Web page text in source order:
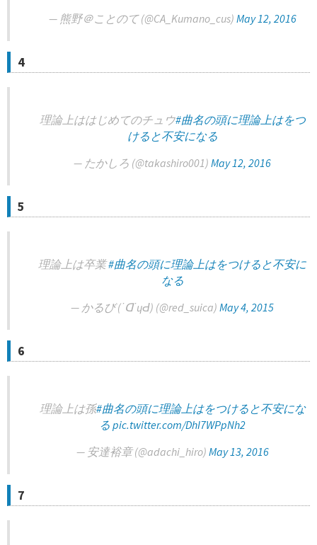
— 熊野＠ことのて (@CA_Kumano_cus) May 12, 2016
4
理論上ははじめてのチュウ#曲名の頭に理論上はをつ
けると不安になる
— たかしろ (@takashiro001) May 12, 2016
5
理論上は卒業#曲名の頭に理論上はをつけると不安に
なる
— かるび (˙ᗡ˙ɥԀ) (@red_suica) May 4, 2015
6
理論上は孫#曲名の頭に理論上はをつけると不安にな
る pic.twitter.com/DhI7WPpNh2
— 安達裕章 (@adachi_hiro) May 13, 2016
7